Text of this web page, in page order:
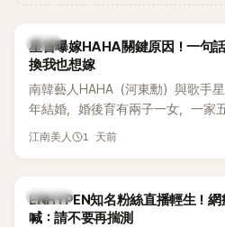
韓星
星首曝嫁HAHA關鍵原因！一句
換我也想嫁
南韓藝人HAHA（河東勳）與歌手
年結婚，婚後育有兩子一女，一家
國演藝圈公認的模範夫妻。近日，
江南美人 1 天前
K-POP
ENHYPEN知名粉絲直播輕生！
喊：請不要再揣測